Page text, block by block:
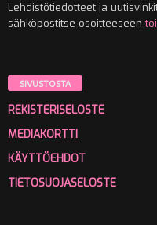
Lehdistötiedotteet ja
sähköpostitse osoitteeseen
SIVUSTOSTA
REKISTERISELOSTE
MEDIAKORTTI
KÄYTTÖEHDOT
TIETOSUOJASELOSTE